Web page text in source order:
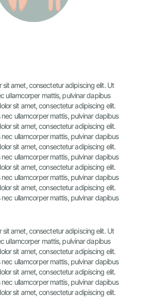
sit amet, consectetur adipiscing elit. Ut
ullamcorper mattis, pulvinar dapibus
sit amet, consectetur adipiscing elit.
nec ullamcorper mattis, pulvinar dapibus
sit amet, consectetur adipiscing elit.
nec ullamcorper mattis, pulvinar dapibus
sit amet, consectetur adipiscing elit.
nec ullamcorper mattis, pulvinar dapibus
sit amet, consectetur adipiscing elit.
nec ullamcorper mattis, pulvinar dapibus
sit amet, consectetur adipiscing elit.
nec ullamcorper mattis, pulvinar dapibus
sit amet, consectetur adipiscing elit. Ut
ullamcorper mattis, pulvinar dapibus
sit amet, consectetur adipiscing elit.
nec ullamcorper mattis, pulvinar dapibus
sit amet, consectetur adipiscing elit.
nec ullamcorper mattis, pulvinar dapibus
sit amet, consectetur adipiscing elit.